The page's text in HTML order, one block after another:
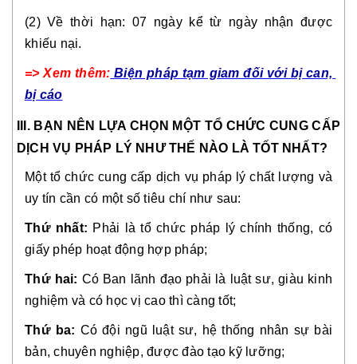
(2) Về thời hạn: 07 ngày kể từ ngày nhận được
khiếu nại.
=> Xem thêm: Biện pháp tạm giam đối với bị can,
bị cáo
III. BẠN NÊN LỰA CHỌN MỘT TỔ CHỨC CUNG CẤP
DỊCH VỤ PHÁP LÝ NHƯ THẾ NÀO LÀ TỐT NHẤT?
Một tổ chức cung cấp dịch vụ pháp lý chất lượng và
uy tín cần có một số tiêu chí như sau:
Thứ nhất: Phải là tổ chức pháp lý chính thống, có
giấy phép hoạt động hợp pháp;
Thứ hai: Có Ban lãnh đạo phải là luật sư, giàu kinh
nghiệm và có học vị cao thì càng tốt;
Thứ ba: Có đội ngũ luật sư, hệ thống nhân sự bài
bản, chuyên nghiệp, được đào tạo kỹ lưỡng;